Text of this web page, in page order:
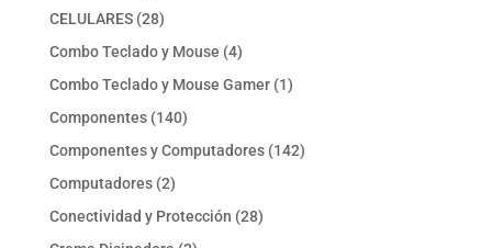
productos
CELULARES 2828
productos
Combo Teclado y Mouse 44
productos
Combo Teclado y Mouse Gamer 11
Componentes 140140
productos
Componentes y Computadores 142142
Computadores 22
productos
Conectividad y Protección 2828